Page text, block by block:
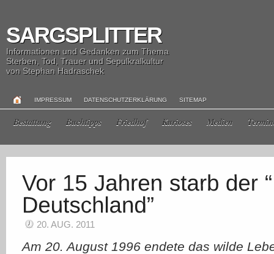
SARGSPLITTER
Informationen und Gedanken zum Thema
Sterben, Tod, Trauer und Sepulkralkultur
von Stephan Hadraschek
IMPRESSUM DATENSCHUTZERKLÄRUNG SITEMAP
Bestattung Buchtipps Friedhof Kurioses Medien
20. AUG. 2011
Am 20. August 1996 endete das wilde